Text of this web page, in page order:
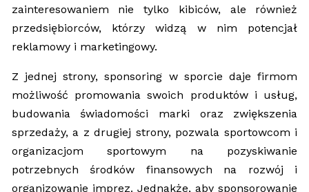
zainteresowaniem nie tylko kibiców, ale również
przedsiębiorców, którzy widzą w nim potencjał
reklamowy i marketingowy.
Z jednej strony, sponsoring w sporcie daje firmom
możliwość promowania swoich produktów i usług,
budowania świadomości marki oraz zwiększenia
sprzedaży, a z drugiej strony, pozwala sportowcom i
organizacjom sportowym na pozyskiwanie
potrzebnych środków finansowych na rozwój i
organizowanie imprez. Jednakże, aby sponsorowanie